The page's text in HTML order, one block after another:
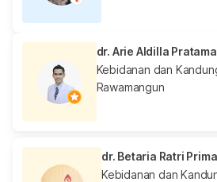
dr. Arie Aldilla
Kebidanan dan
Rawamangun
dr. Betaria Ratri
Kebidanan dan